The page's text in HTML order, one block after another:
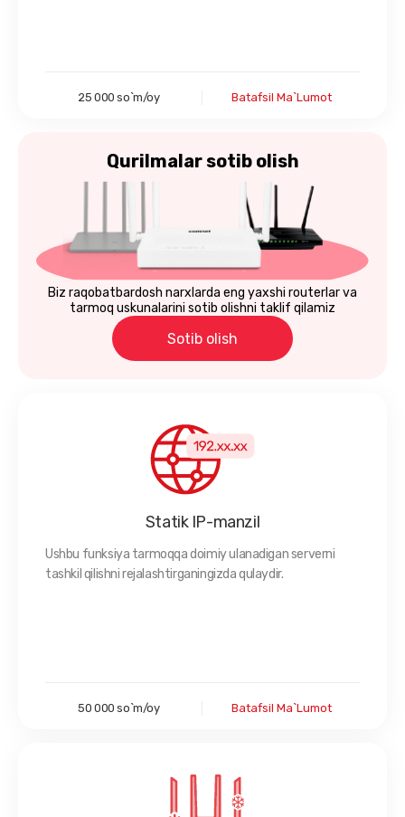
25 000 so`m/oy Batafsil Ma`lumot
Qurilmalarsotib olish
Biz raqobatbardosh narxlarda eng yaxshi routerlar va
tarmoq uskunalarini sotib olishni taklif qilamiz
Sotib olish
Statik IP-manzil
Ushbu funksiya tarmoqqa doimiy ulanadigan serverni
tashkil qilishni rejalashtirganingizda qulaydir.
50 000 so`m/oy Batafsil Ma`lumot